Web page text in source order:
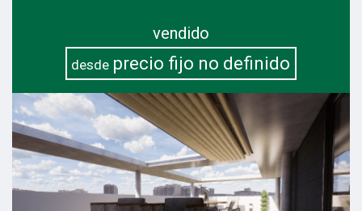
vendido
desde precio fijo no definido